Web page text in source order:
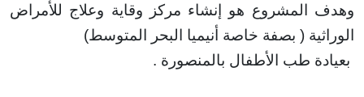
هو إنشاء مركز وقاية وعلاج للأمراض
( بصفة خاصة أنيميا البحر المتوسط)
طب الأطفال بالمنصورة.